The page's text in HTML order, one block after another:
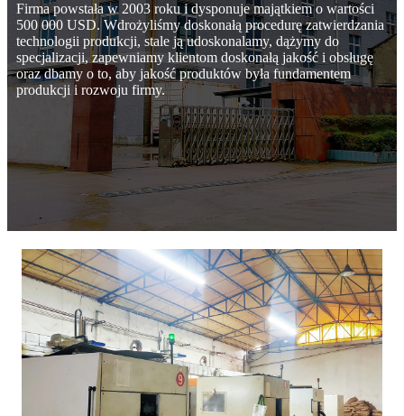
Firma powstała w 2003 roku i dysponuje majątkiem o wartości
500 000 USD. Wdrożyliśmy doskonałą procedurę zatwierdzania
technologii produkcji, stale ją udoskonalamy, dążymy do
specjalizacji, zapewniamy klientom doskonałą jakość i obsługę
oraz dbamy o to, aby jakość produktów była fundamentem
produkcji i rozwoju firmy.